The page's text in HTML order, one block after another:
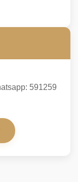
591259